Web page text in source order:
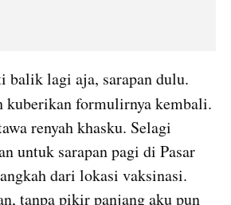
kuberikan formulirnya kembali.
renyah khasku. Selagi
untuk sarapan pagi di Pasar
dari lokasi vaksinasi.
tanpa pikir panjang aku pun